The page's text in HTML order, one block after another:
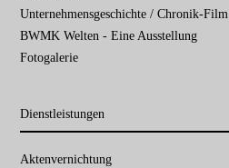
Unternehmensgeschichte / Chronik-Film
BWMK Welten - Eine Ausstellung
Fotogalerie
Dienstleistungen
Navigation
Aktenvernichtung